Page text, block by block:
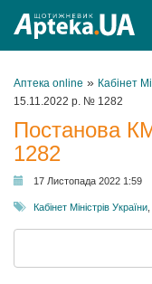
Аптека online » Кабінет
15.11.2022 р. № 1282
Постанова
1282
17 Листопада 2022 1:59
Кабінет Міністрів України